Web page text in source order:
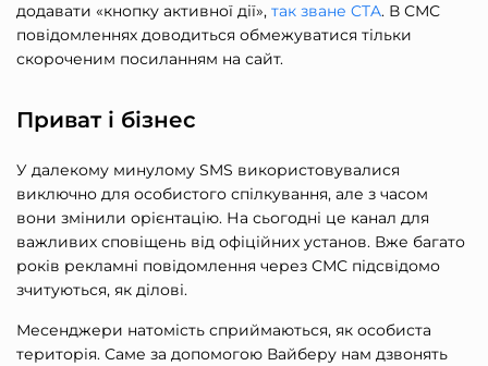
додавати «кнопку активної дії», так зване CTA. В СМС
повідомленнях доводиться обмежуватися тільки
скороченим посиланням на сайт.
Приват і бізнес
У далекому минулому SMS використовувалися
виключно для особистого спілкування, але з часом
вони змінили орієнтацію. На сьогодні це канал для
важливих сповіщень від офіційних установ. Вже багато
років рекламні повідомлення через СМС підсвідомо
зчитуються, як ділові.
Месенджери натомість сприймаються, як особиста
територія. Саме за допомогою Вайберу нам дзвонять